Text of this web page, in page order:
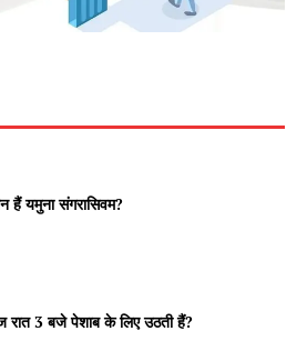
हैं यमुना संगरासिवम?
रात 3 बजे पेशाब के लिए उठती हैं?